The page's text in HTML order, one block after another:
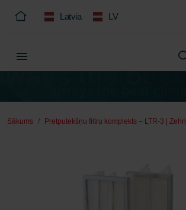
Latvia LV
Sākums Pretputekšņu filtru komplekts – LTR-3 |